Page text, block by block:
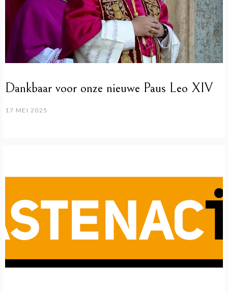
Dankbaar voor onze nieuwe Paus Leo XIV
17 MEI 2025